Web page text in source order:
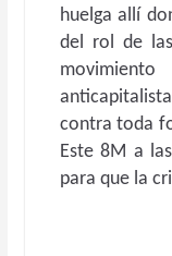
huelga allí
del rol de
contra toda
Este 8M a
para que la